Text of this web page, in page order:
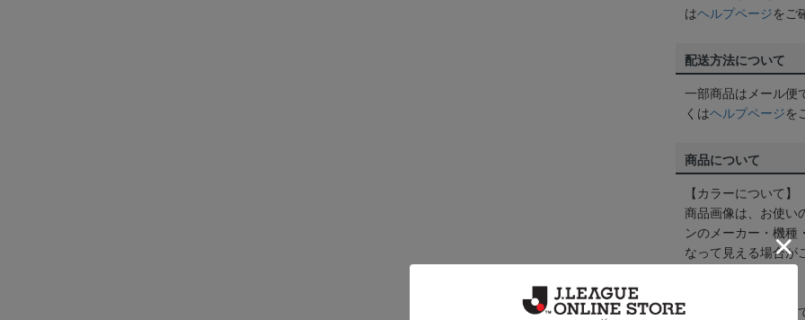
はヘルプページをご
配送方法について
一部商品はメール便
くはヘルプページを
商品について
【カラーについて】
商品画像は、お使い
ンのメーカー・機種
なって見える場合が
取り扱い商品によっ